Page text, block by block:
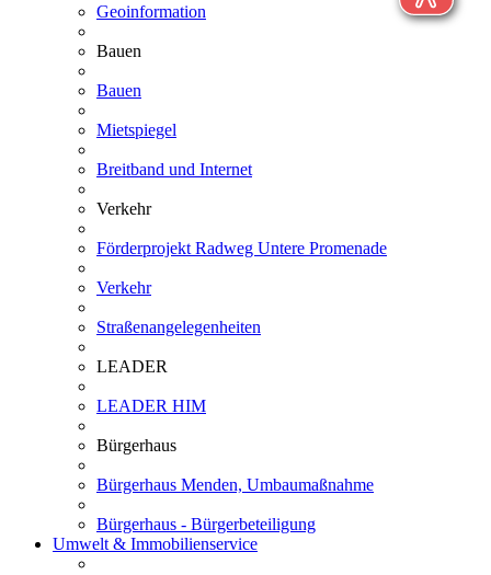
Geoinformation
Bauen
Bauen
Mietspiegel
Breitband und Internet
Verkehr
Förderprojekt Radweg Untere Promenade
Verkehr
Straßenangelegenheiten
LEADER
LEADER HIM
Bürgerhaus
Bürgerhaus Menden, Umbaumaßnahme
Bürgerhaus - Bürgerbeteiligung
Umwelt & Immobilienservice